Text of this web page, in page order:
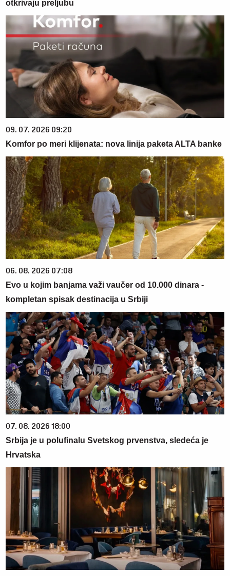
otkrivaju preljubu
09. 07. 2026 09:20
Komfor po meri klijenata: nova linija paketa ALTA banke
06. 08. 2026 07:08
Evo u kojim banjama važi vaučer od 10.000 dinara -
kompletan spisak destinacija u Srbiji
07. 08. 2026 18:00
Srbija je u polufinalu Svetskog prvenstva, sledeća je
Hrvatska